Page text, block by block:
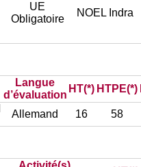
UE
Obligatoire
NOEL Indra
Langue
d’évaluation
HT(*) HTPE(*)
Allemand 16 58